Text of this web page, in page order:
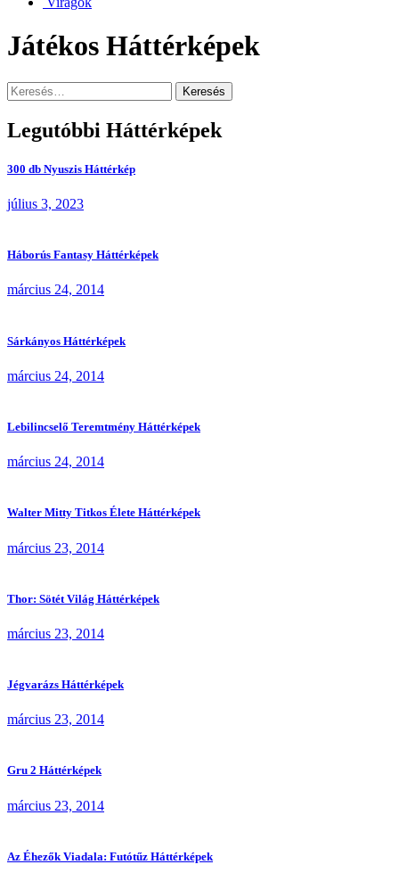
Játékos Háttérképek
Keresés:
Legutóbbi Háttérképek
300 db Nyuszis Háttérkép
július 3, 2023
Háborús Fantasy Háttérképek
március 24, 2014
Sárkányos Háttérképek
március 24, 2014
Lebilincselő Teremtmény Háttérképek
március 24, 2014
Walter Mitty Titkos Élete Háttérképek
március 23, 2014
Thor: Sötét Világ Háttérképek
március 23, 2014
Jégvarázs Háttérképek
március 23, 2014
Gru 2 Háttérképek
március 23, 2014
Az Éhezők Viadala: Futótűz Háttérképek